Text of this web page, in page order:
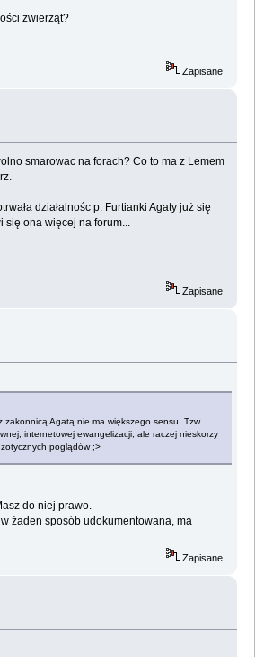
zwierząt?
Zapisane
smarowac na forach? Co to ma z Lemem
działalnośc p. Furtianki Agaty już się
się ona więcej na forum...
Zapisane
zakonnicą Agatą nie ma większego sensu. Tzw.
internetowej ewangelizacji, ale raczej nieskorzy
poglądów ;>
do niej prawo.
żaden sposób udokumentowana, ma
Zapisane